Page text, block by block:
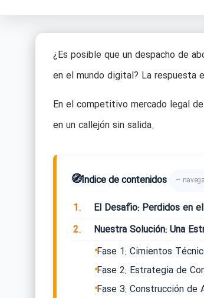
¿Es posible que un despacho de
en el mundo digital? La respuesta
En el competitivo mercado legal
en un callejón sin salida.
🧭Índice de contenidos –
1.
El Desafío: Perdidos en
2.
Nuestra Solución: Una
Fase 1: Cimientos
Fase 2: Estrategia de
Fase 3: Construcción de